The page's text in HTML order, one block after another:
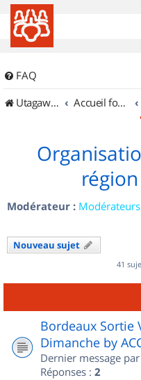
FAQ
UtagawaVTT (Randos VTT et VTTAE avec traces GPS)
Accueil forum
Modérateur :
Nouveau sujet
41
Bordeaux Sortie
Dimanche by
Dernier message par
Réponses : 2